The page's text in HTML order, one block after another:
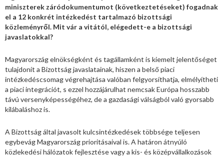
miniszterek záródokumentumot (következtetéseket) fogadnak
el a 12 konkrét intézkedést tartalmazó bizottsági
közleményről. Mit vár a vitától, elégedett-e a bizottsági
javaslatokkal?
Magyarország elnökségként és tagállamként is kiemelt jelentőséget
tulajdonít a Bizottság javaslatainak, hiszen a belső piaci
intézkedéscsomag végrehajtása valóban felgyorsíthatja, elmélyítheti
a piaci integrációt, s ezzel hozzájárulhat nemcsak Európa hosszabb
távú versenyképességéhez, de a gazdasági válságból való gyorsabb
kilábaláshoz is.
A Bizottság által javasolt kulcsintézkedések többsége teljesen
egybevág Magyarország prioritásaival is. A határon átnyúló
közlekedési hálózatok fejlesztése vagy a kis- és középvállalkozások